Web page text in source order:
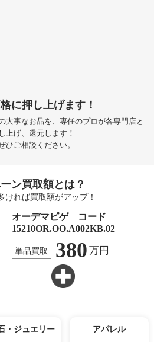
に押し上げます！
大事なお品を、専任のプロが各専門店と
上げ、還元します！
ひご相談ください。
ン買取額とは？
ければ買取額がアップ！
オーデマピゲ コード
15210OR.OO.A002KB.02
単品買取 380 万円
・ジュエリー アパレル